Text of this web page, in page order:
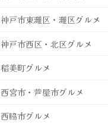
神戸市東灘区・灘区グルメ
神戸市西区・北区グルメ
稲美町グルメ
西宮市・芦屋市グルメ
西脇市グルメ